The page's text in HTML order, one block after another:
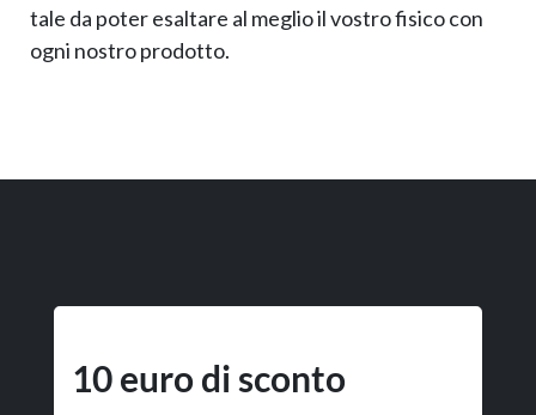
tale da poter esaltare al meglio il vostro fisico con
ogni nostro prodotto.
10 euro di sconto